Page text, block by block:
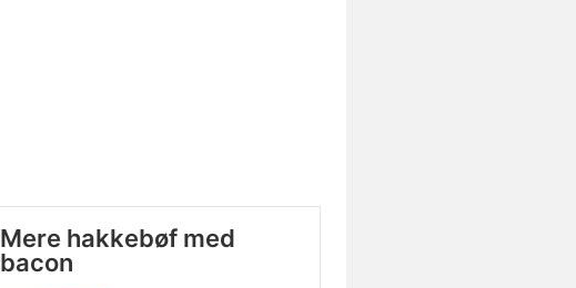
Mere hakkebøf med
bacon